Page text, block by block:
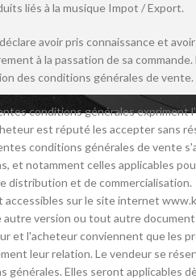
liés à la musique Impot / Export.
avoir pris connaissance et
à la passation de sa
des conditions générales de vente.
conditions générales expriment
est réputé les accepter sans
conditions générales de vente
et notamment celles applicables
distribution et de commercialisation.
accessibles sur le site internet
autre version ou tout autre
et l'acheteur conviennent que les
leur relation. Le vendeur se
générales. Elles seront applicables